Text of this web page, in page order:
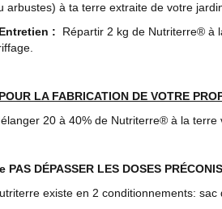
arbustes) à ta terre extraite de votre
: Répartir 2 kg de Nutriterre® à
POUR LA FABRICATION DE VOTRE
20 à 40% de Nutriterre® à la terre
PAS DÉPASSER LES DOSES
existe en 2 conditionnements: sac